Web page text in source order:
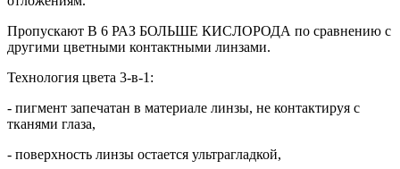
Пропускают В 6 РАЗ БОЛЬШЕ КИСЛОРОДА по сравнению с
другими цветными контактными линзами.
Технология цвета 3-в-1:
- пигмент запечатан в материале линзы, не контактируя с
тканями глаза,
- поверхность линзы остается ультрагладкой,